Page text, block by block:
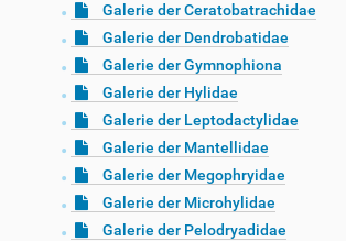
Galerie der Ceratobatrachidae
Galerie der Dendrobatidae
Galerie der Gymnophiona
Galerie der Hylidae
Galerie der Leptodactylidae
Galerie der Mantellidae
Galerie der Megophryidae
Galerie der Microhylidae
Galerie der Pelodryadidae